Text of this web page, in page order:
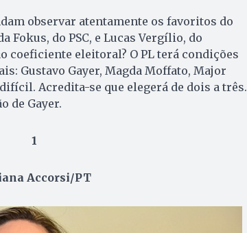
observar atentamente os favoritos do
Fokus, do PSC, e Lucas Vergílio, do
coeficiente eleitoral? O PL terá condições
Gustavo Gayer, Magda Moffato, Major
Acredita-se que elegerá de dois a três.
de Gayer.
1
Accorsi/PT